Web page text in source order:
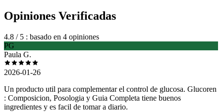
Opiniones Verificadas
4.8 / 5 : basado en 4 opiniones
PG
Paula G.
2026-01-26
Un producto util para complementar el control de glucosa. Glucoren
: Composicion, Posologia y Guia Completa tiene buenos
ingredientes y es facil de tomar a diario.